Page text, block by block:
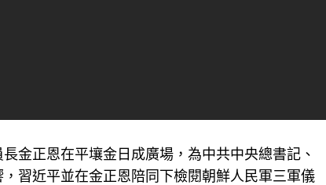
金正恩在平壤金日成廣場，為中共中央總書記、
習近平並在金正恩陪同下檢閱朝鮮人民軍三軍儀